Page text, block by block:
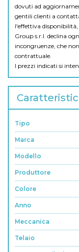
dovuti ad
gentili clienti a
l'effettiva disponibilità,
Group s.r.l. declina
incongruenze, che
contrattuale.
I prezzi indicati si
Tipo
Marca
Modello
Produttore
Colore
Anno
Meccanica
Telaio